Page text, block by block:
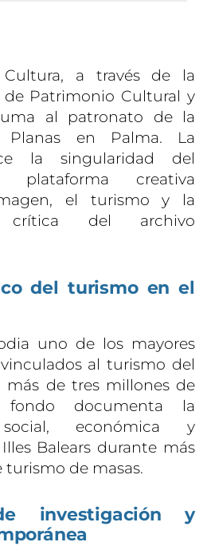
a través de la
de Patrimonio Cultural y
al patronato de la
Planas en Palma. La
la singularidad del
plataforma creativa
el turismo y la
crítica del archivo
del turismo en el
uno de los mayores
al turismo del
más de tres millones de
fondo documenta la
social, económica y
Balears durante más
turismo de masas.
investigación y